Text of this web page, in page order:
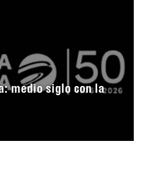
medio siglo con la